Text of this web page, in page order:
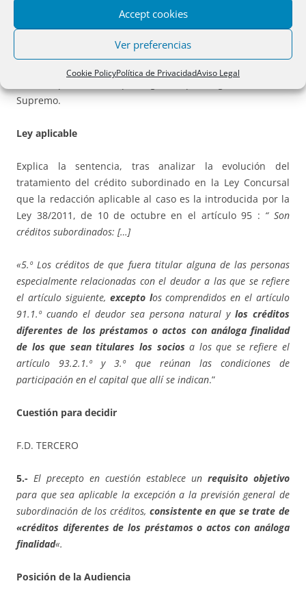
Accept cookies
Ver preferencias
Cookie PolicyPolítica de PrivacidadAviso Legal
del precio no satisfecho. En 2016 se declara el concurso de
por esa vinculación accionarial, lo que motiva el incidente
promovido por el acreedor que quiere que se le reconozca
Supremo.
Ley aplicable
Explica la sentencia, tras analizar la evolución del
tratamiento del crédito subordinado en la Ley Concursal
que la redacción aplicable al caso es la introducida por la
Ley 38/2011, de 10 de octubre en el artículo 95 : “ Son
créditos subordinados: […]
«5.º Los créditos de que fuera titular alguna de las personas
especialmente relacionadas con el deudor a las que se refiere
el artículo siguiente, excepto los comprendidos en el artículo
91.1.º cuando el deudor sea persona natural y los créditos
diferentes de los préstamos o actos con análoga finalidad
de los que sean titulares los socios a los que se refiere el
artículo 93.2.1.º y 3.º que reúnan las condiciones de
participación en el capital que allí se indican.”
Cuestión para decidir
F.D. TERCERO
5.- El precepto en cuestión establece un requisito objetivo
para que sea aplicable la excepción a la previsión general de
subordinación de los créditos, consistente en que se trate de
«créditos diferentes de los préstamos o actos con análoga
finalidad«.
Posición de la Audiencia